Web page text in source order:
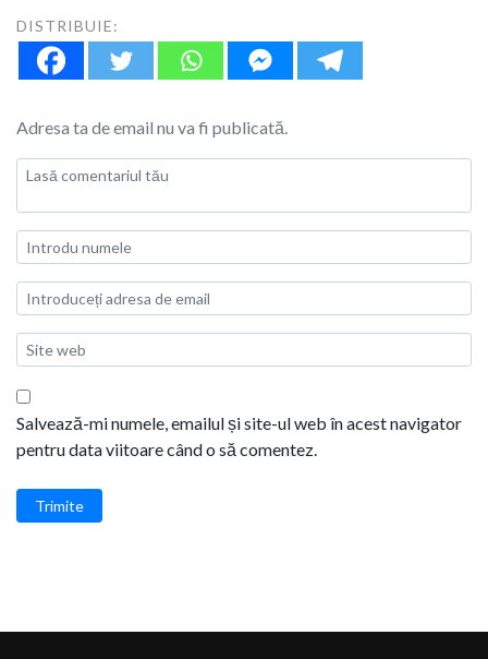
DISTRIBUIE:
Adresa ta de email nu va fi publicată.
Salvează-mi numele, emailul și site-ul web în acest navigator
pentru data viitoare când o să comentez.
Trimite